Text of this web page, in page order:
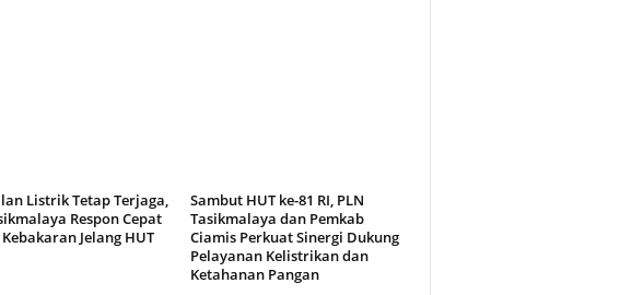
Listrik Tetap Terjaga,
Respon Cepat
Jelang HUT
Sambut HUT ke-81 RI, PLN
Tasikmalaya dan Pemkab
Ciamis Perkuat Sinergi Dukung
Pelayanan Kelistrikan dan
Ketahanan Pangan